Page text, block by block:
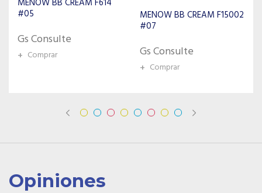
MENOW BB CREAM F15002
Gs Consulte
ISABELLE DUPONT BASE
Gs Consulte
+ Comprar
Opiniones